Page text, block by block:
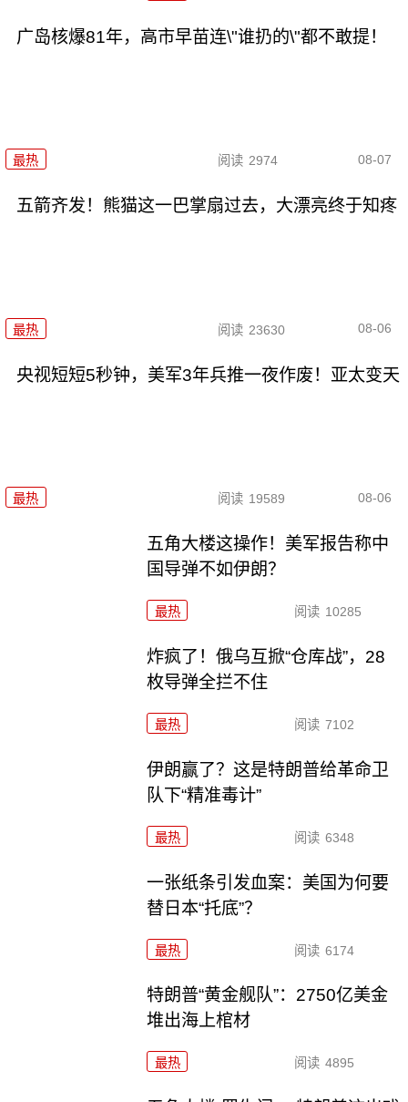
广岛核爆81年，高市早苗连\"谁扔的\"都不敢提！
最热 阅读 2974 08-07
五箭齐发！熊猫这一巴掌扇过去，大漂亮终于知疼
最热 阅读 23630 08-06
央视短短5秒钟，美军3年兵推一夜作废！亚太变天
最热 阅读 19589 08-06
五角大楼这操作！美军报告称中
国导弹不如伊朗？
最热 阅读 10285
炸疯了！俄乌互掀“仓库战”，28
枚导弹全拦不住
最热 阅读 7102
伊朗赢了？这是特朗普给革命卫
队下“精准毒计”
最热 阅读 6348
一张纸条引发血案：美国为何要
替日本“托底”？
最热 阅读 6174
特朗普“黄金舰队”：2750亿美金
堆出海上棺材
最热 阅读 4895